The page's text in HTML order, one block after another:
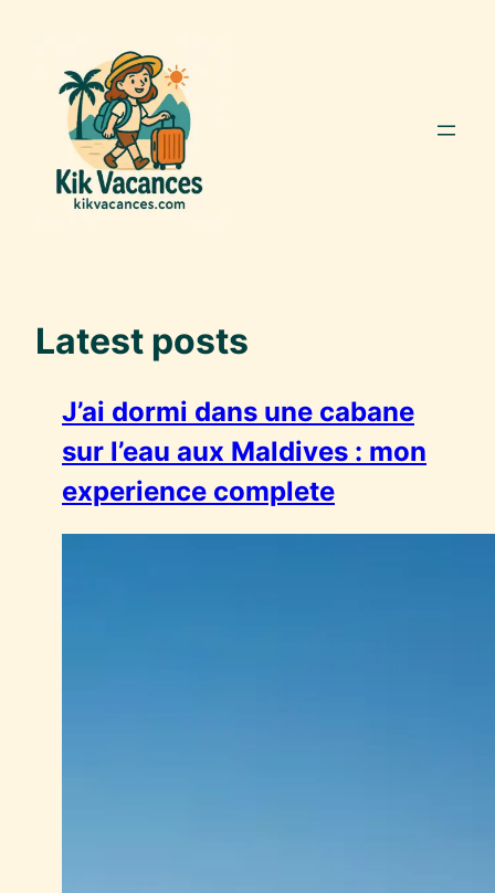
contenu
Latest posts
J’ai dormi dans une cabane
sur l’eau aux Maldives : mon
experience complete